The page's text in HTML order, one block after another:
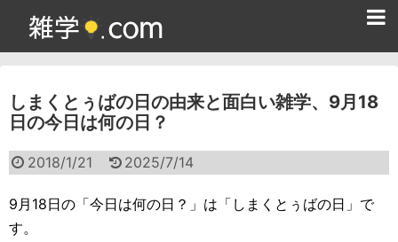
しまくとぅばの日の由来と面白い雑学、9月18
日の今日は何の日？
2018/1/21 2025/7/14
9月18日の「今日は何の日？」は「しまくとぅばの日」で
す。
雑学クイズ問題集
面白い雑学